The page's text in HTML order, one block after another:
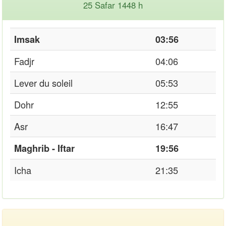
25 Safar 1448 h
Imsak
03:56
Fadjr
04:06
Lever du soleil
05:53
Dohr
12:55
Asr
16:47
Maghrib - Iftar
19:56
Icha
21:35